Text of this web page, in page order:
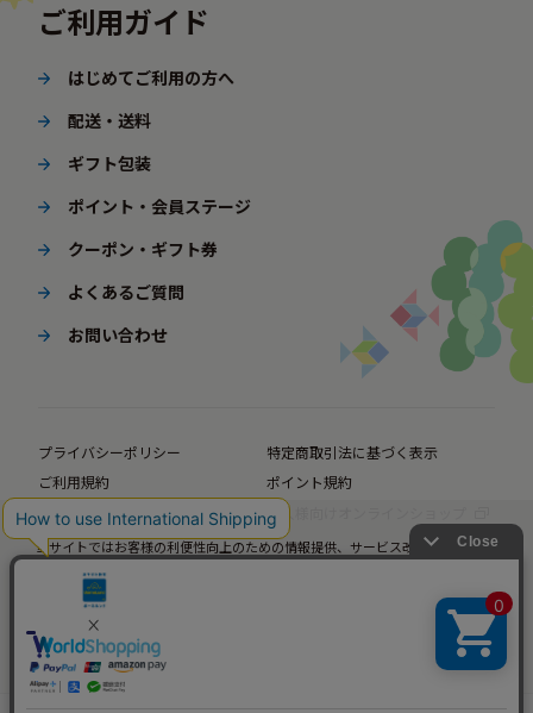
ご利用ガイド
はじめてご利用の方へ
配送・送料
ギフト包装
ポイント・会員ステージ
クーポン・ギフト券
よくあるご質問
お問い合わせ
プライバシーポリシー
特定商取引法に基づく表示
ご利用規約
ポイント規約
企業サイト
法人様向けオンラインショップ
当サイトではお客様の利便性向上のための情報提供、サービス改善のための分
当サイトの閲覧を継続された場合、Cookieの使用にご同意いただいたものとみ
なします。
詳細については